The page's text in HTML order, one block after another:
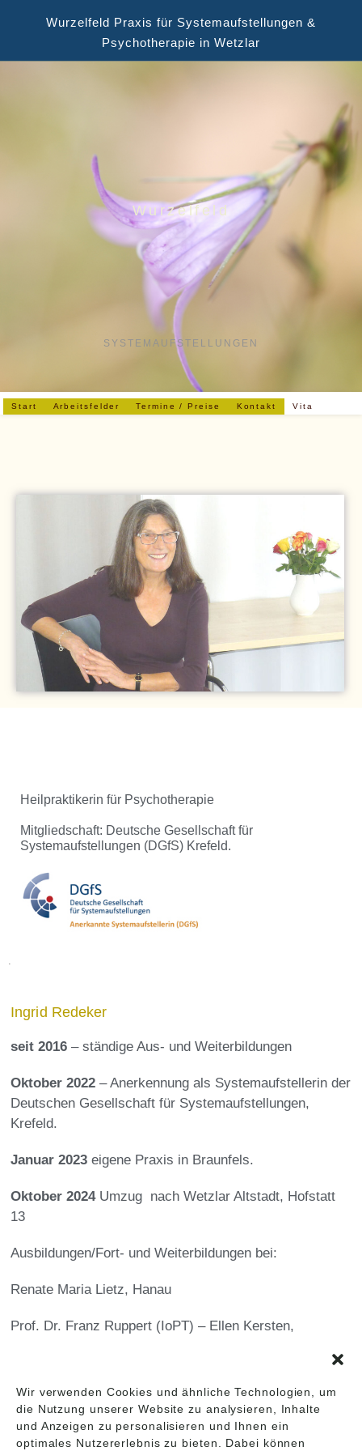
Wir verwenden Cookies und ähnliche Technologien, um
die Nutzung unserer Website zu analysieren, Inhalte
und Anzeigen zu personalisieren und Ihnen ein
optimales Nutzererlebnis zu bieten. Dabei können
Wurzelfeld Praxis für Systemaufstellungen &
Psychotherapie in Wetzlar
Wurzelfeld
SYSTEMAUFSTELLUNGEN
Start Arbeitsfelder Termine / Preise Kontakt Vita
Heilpraktikerin für Psychotherapie
Mitgliedschaft: Deutsche Gesellschaft für
Systemaufstellungen (DGfS) Krefeld.
.
Ingrid Redeker
seit 2016 – ständige Aus- und Weiterbildungen
Oktober 2022 – Anerkennung als Systemaufstellerin der
Deutschen Gesellschaft für Systemaufstellungen,
Krefeld.
Januar 2023 eigene Praxis in Braunfels.
Oktober 2024 Umzug nach Wetzlar Altstadt, Hofstatt
13
Ausbildungen/Fort- und Weiterbildungen bei:
Renate Maria Lietz, Hanau
Prof. Dr. Franz Ruppert (IoPT) – Ellen Kersten,
Clean-Space, Andrea Matt Liechtenstein,